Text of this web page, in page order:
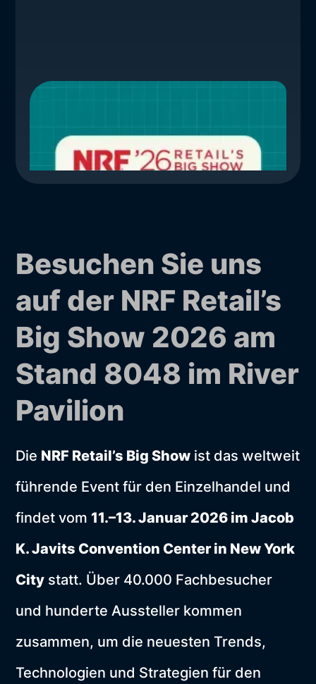
Besuchen Sie uns
auf der NRF Retail’s
Big Show 2026 am
Stand 8048 im River
Pavilion
Die NRF Retail’s Big Show ist das weltweit
führende Event für den Einzelhandel und
findet vom 11.–13. Januar 2026 im Jacob
K. Javits Convention Center in New York
City statt. Über 40.000 Fachbesucher
und hunderte Aussteller kommen
zusammen, um die neuesten Trends,
Technologien und Strategien für den